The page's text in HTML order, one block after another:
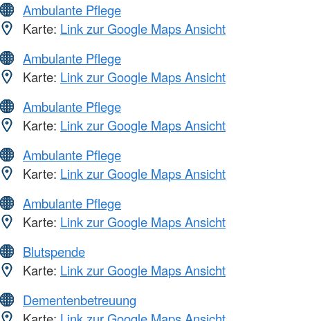
Ambulante Pflege
Karte: Link zur Google Maps Ansicht
Ambulante Pflege
Karte: Link zur Google Maps Ansicht
Ambulante Pflege
Karte: Link zur Google Maps Ansicht
Ambulante Pflege
Karte: Link zur Google Maps Ansicht
Ambulante Pflege
Karte: Link zur Google Maps Ansicht
Blutspende
Karte: Link zur Google Maps Ansicht
Dementenbetreuung